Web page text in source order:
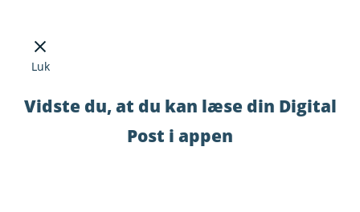
Luk
Vidste du, at du kan læse din Digital
Post i appen